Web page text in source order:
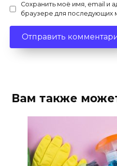
Сохранить моё имя, email и
браузере для последующих
Вам также